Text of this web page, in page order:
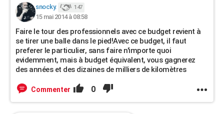
snocky. 147
15 mai 2014 à 08:58
Faire le tour des professionnels avec ce budget revient à
se tirer une balle dans le pied!Avec ce budget, il faut
preferer le particulier, sans faire n'importe quoi
evidemment, mais à budget équivalent, vous gagnerez
des années et des dizaines de milliers de kilomètres
Commenter 0